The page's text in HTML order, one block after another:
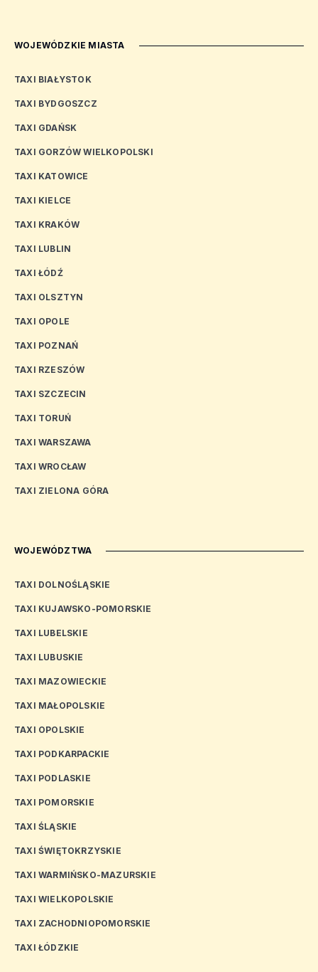
WOJEWÓDZKIE MIASTA
TAXI BIAŁYSTOK
TAXI BYDGOSZCZ
TAXI GDAŃSK
TAXI GORZÓW WIELKOPOLSKI
TAXI KATOWICE
TAXI KIELCE
TAXI KRAKÓW
TAXI LUBLIN
TAXI ŁÓDŹ
TAXI OLSZTYN
TAXI OPOLE
TAXI POZNAŃ
TAXI RZESZÓW
TAXI SZCZECIN
TAXI TORUŃ
TAXI WARSZAWA
TAXI WROCŁAW
TAXI ZIELONA GÓRA
WOJEWÓDZTWA
TAXI DOLNOŚLĄSKIE
TAXI KUJAWSKO-POMORSKIE
TAXI LUBELSKIE
TAXI LUBUSKIE
TAXI MAZOWIECKIE
TAXI MAŁOPOLSKIE
TAXI OPOLSKIE
TAXI PODKARPACKIE
TAXI PODLASKIE
TAXI POMORSKIE
TAXI ŚLĄSKIE
TAXI ŚWIĘTOKRZYSKIE
TAXI WARMIŃSKO-MAZURSKIE
TAXI WIELKOPOLSKIE
TAXI ZACHODNIOPOMORSKIE
TAXI ŁÓDZKIE